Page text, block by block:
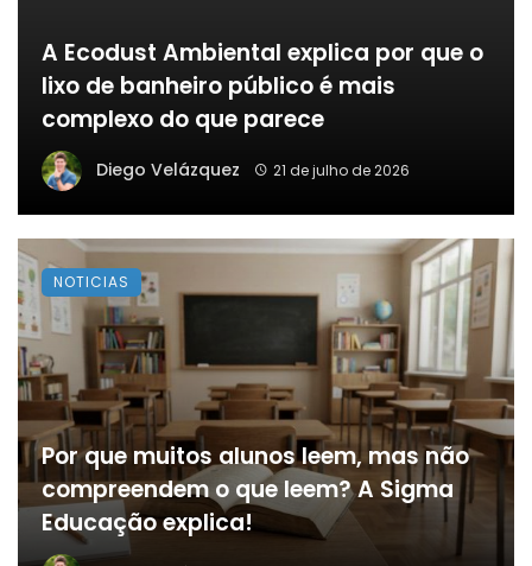
A Ecodust Ambiental explica por que o
lixo de banheiro público é mais
complexo do que parece
Diego Velázquez 21 de julho de 2026
Por que muitos alunos leem, mas não
compreendem o que leem? A Sigma
Educação explica!
NOTICIAS